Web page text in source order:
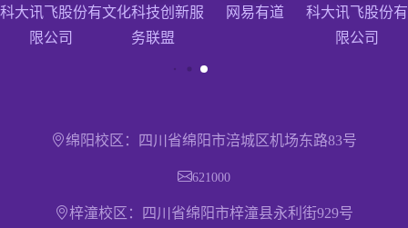
科大讯飞股份有
限公司
文化科技创新服
务联盟
网易有道
科大讯飞股份有
限公司
绵阳校区：四川省绵阳市涪城区机场东路83号
621000
梓潼校区：四川省绵阳市梓潼县永利街929号